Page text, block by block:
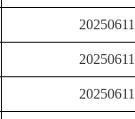
20250611
20250611
20250611